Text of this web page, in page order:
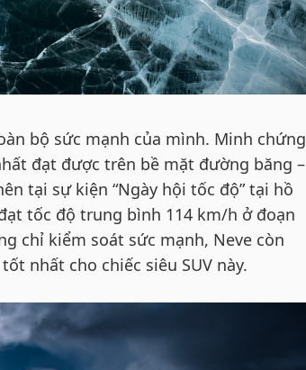
bộ sức mạnh của mình. Minh chứng
đạt được trên bề mặt đường băng –
tại sự kiện “Ngày hội tốc độ” tại hồ
tốc độ trung bình 114 km/h ở đoạn
chỉ kiểm soát sức mạnh, Neve còn
nhất cho chiếc siêu SUV này.